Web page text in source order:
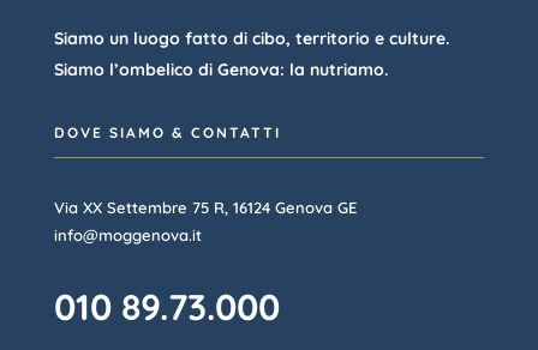
Siamo un luogo fatto di cibo, territorio e culture.
Siamo l’ombelico di Genova: la nutriamo.
DOVE SIAMO & CONTATTI
Via XX Settembre 75 R, 16124 Genova GE
info@moggenova.it
010 89.73.000